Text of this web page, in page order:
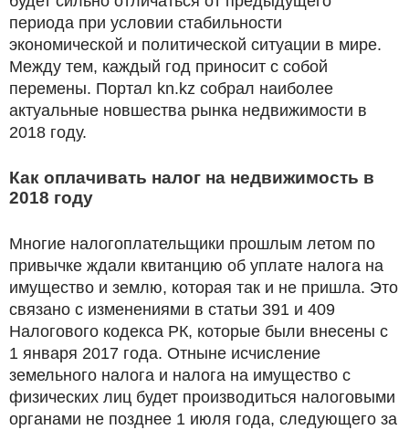
периода при условии стабильности
экономической и политической ситуации в мире.
Между тем, каждый год приносит с собой
перемены. Портал kn.kz собрал наиболее
актуальные новшества рынка недвижимости в
2018 году.
Как оплачивать налог на недвижимость в
2018 году
Многие налогоплательщики прошлым летом по
привычке ждали квитанцию об уплате налога на
имущество и землю, которая так и не пришла. Это
связано с изменениями в статьи 391 и 409
Налогового кодекса РК, которые были внесены с
1 января 2017 года. Отныне исчисление
земельного налога и налога на имущество с
физических лиц будет производиться налоговыми
органами не позднее 1 июля года, следующего за